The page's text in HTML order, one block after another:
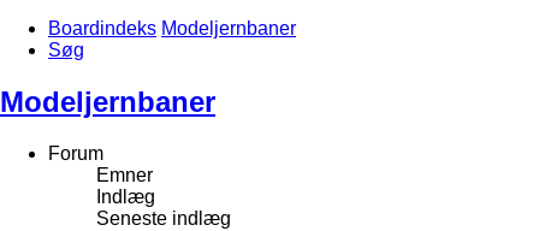
Boardindeks Modeljernbaner
Søg
Modeljernbaner
Forum
Emner
Indlæg
Seneste indlæg